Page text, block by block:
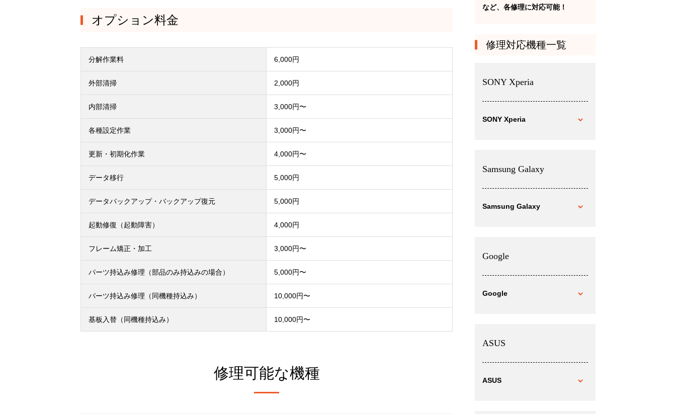
オプション料金
分解作業料 6,000円
外部清掃 2,000円
内部清掃 3,000円〜
各種設定作業 3,000円〜
更新・初期化作業 4,000円〜
データ移行 5,000円
データバックアップ・バックアップ復元 5,000円
起動修復（起動障害） 4,000円
フレーム矯正・加工 3,000円〜
パーツ持込み修理（部品のみ持込みの場合） 5,000円〜
パーツ持込み修理（同機種持込み） 10,000円〜
基板入替（同機種持込み） 10,000円〜
修理可能な機種
など、各修理に対応可能！
修理対応機種一覧
SONY Xperia
SONY Xperia
Samsung Galaxy
Samsung Galaxy
Google
Google
ASUS
ASUS